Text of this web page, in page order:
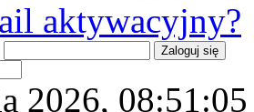
aktywacyjny?
2026,